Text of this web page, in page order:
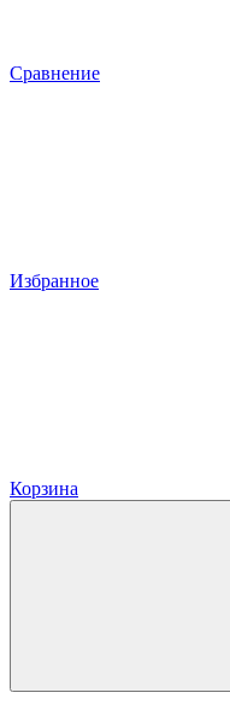
Сравнение
Избранное
Корзина